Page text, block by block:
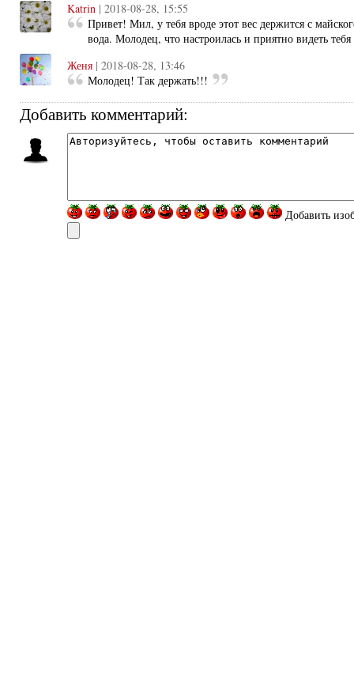
Katrin | 2018-08-28, 15:55
Привет! Мил, у тебя вроде этот вес держится с
вода. Молодец, что настроилась и приятно видеть
Женя | 2018-08-28, 13:46
Молодец! Так держать!!!
Добавить комментарий:
Добавить